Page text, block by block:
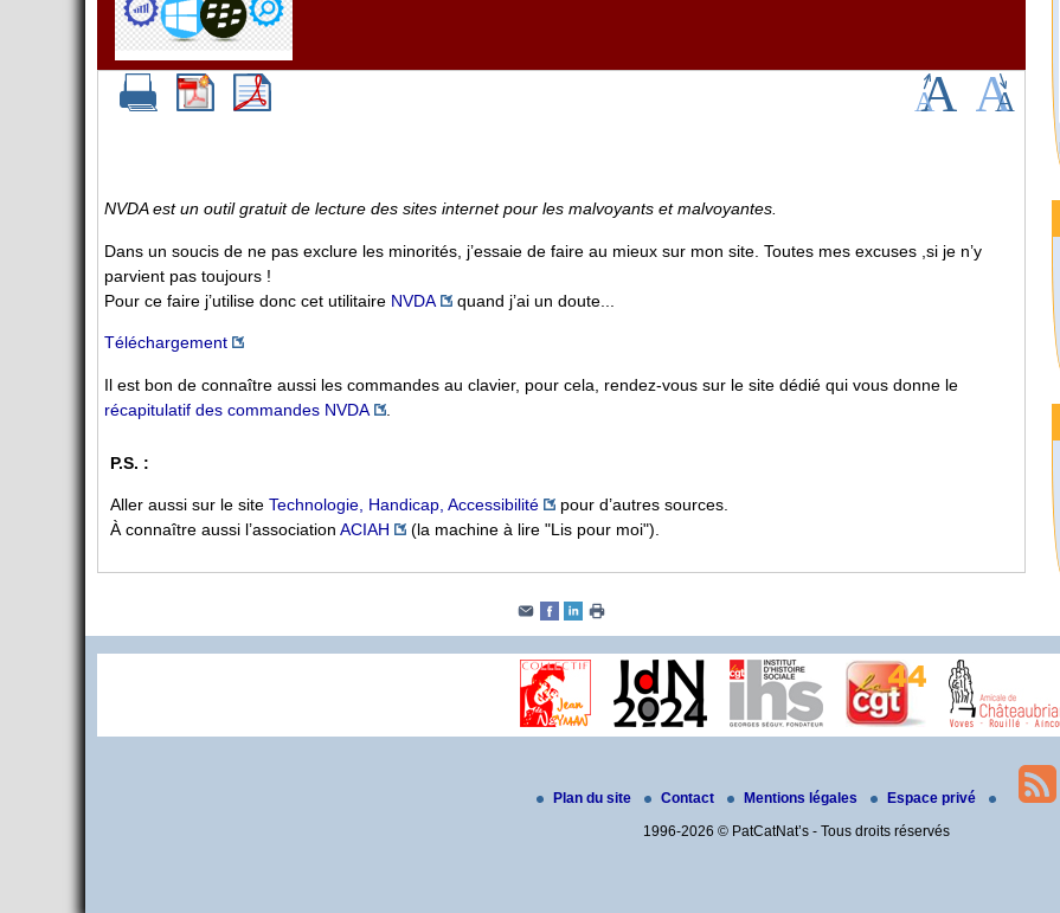
NVDA est un outil gratuit de lecture des sites internet pour les malvoyants et malvoyantes.
Dans un soucis de ne pas exclure les minorités, j’essaie de faire au mieux sur mon site. Toutes mes excuses ,si je n’y
parvient pas toujours !
Pour ce faire j’utilise donc cet utilitaire NVDA quand j’ai un doute...
Téléchargement
Il est bon de connaître aussi les commandes au clavier, pour cela, rendez-vous sur le site dédié qui vous donne le
récapitulatif des commandes NVDA
P.S. :
Aller aussi sur le site Technologie, Handicap, Accessibilité
pour d’autres sources.
À connaître aussi l’association ACIAH (la machine à lire "Lis pour moi").
Plan du site Contact Mentions légales
Espace privé
1996-2026 © PatCatNat’s - Tous droits réservés